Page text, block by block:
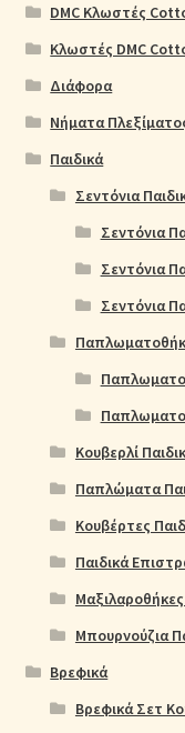
DMC Κλωστές
Κλωστές DMC
Διάφορα
Νήματα
Παιδικά
Σεντόνια
Σεντόνια
Σεντόνια
Σεντόνια
Κουβερλί
Παπλώματα
Κουβέρτες
Παιδικά
Μαξιλαροθήκες
Μπουρνούζια
Βρεφικά
Βρεφικά Σετ